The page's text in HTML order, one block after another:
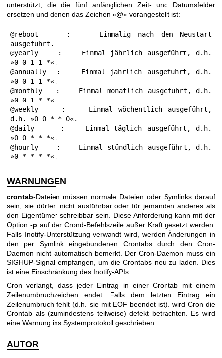
unterstützt, die die fünf anfänglichen Zeit- und Datumsfelder
ersetzen und denen das Zeichen »@« vorangestellt ist:
@reboot    :    Einmalig nach dem Neustart
ausgeführt.
@yearly    :    Einmal jährlich ausgeführt, d.h.
»0 0 1 1 *«.
@annually  :    Einmal jährlich ausgeführt, d.h.
»0 0 1 1 *«.
@monthly   :    Einmal monatlich ausgeführt, d.h.
»0 0 1 * *«.
@weekly    :    Einmal wöchentlich ausgeführt,
d.h. »0 0 * * 0«.
@daily     :    Einmal täglich ausgeführt, d.h.
»0 0 * * *«.
@hourly    :    Einmal stündlich ausgeführt, d.h.
»0 * * * *«.
WARNUNGEN
crontab-Dateien müssen normale Dateien oder Symlinks darauf
sein, sie dürfen nicht ausführbar oder für jemanden anderes als
den Eigentümer schreibbar sein. Diese Anforderung kann mit der
Option -p auf der Crond-Befehlszeile außer Kraft gesetzt werden.
Falls Inotify-Unterstützung verwandt wird, werden Änderungen in
den per Symlink eingebundenen Crontabs durch den Cron-
Daemon nicht automatisch bemerkt. Der Cron-Daemon muss ein
SIGHUP-Signal empfangen, um die Crontabs neu zu laden. Dies
ist eine Einschränkung des Inotify-APIs.
Cron verlangt, dass jeder Eintrag in einer Crontab mit einem
Zeilenumbruchzeichen endet. Falls dem letzten Eintrag ein
Zeilenumbruch fehlt (d.h. sie mit EOF beendet ist), wird Cron die
Crontab als (zumindestens teilweise) defekt betrachten. Es wird
eine Warnung ins Systemprotokoll geschrieben.
AUTOR